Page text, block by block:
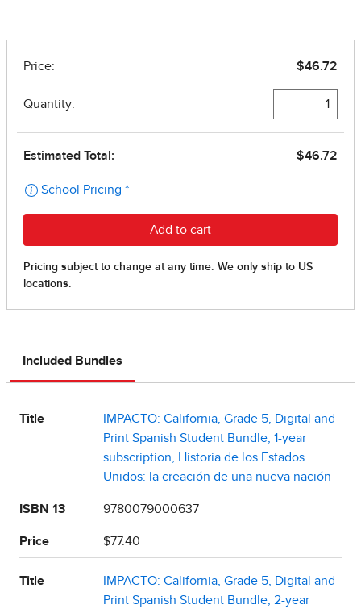
Included Bundles
Title
IMPACTO: California, Grade 5, Digital and
Print Spanish Student Bundle, 1-year
subscription, Historia de los Estados
Unidos: la creación de una nueva nación
ISBN 13 9780079000637
Price $77.40
Title
IMPACTO: California, Grade 5, Digital and
Print Spanish Student Bundle, 2-year